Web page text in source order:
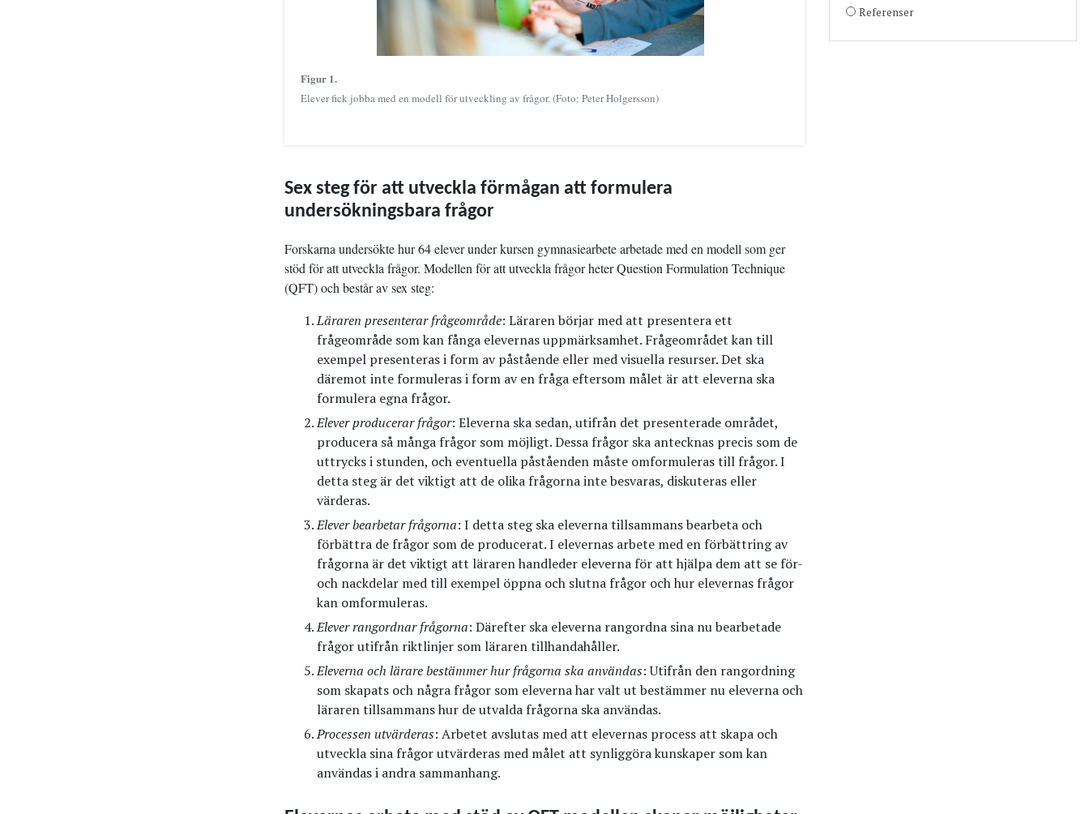
Figur 1.
Elever fick jobba med en modell för utveckling av frågor. (Foto: Peter Holgersson)
Sex steg för att utveckla förmågan att formulera
undersökningsbara frågor
Forskarna undersökte hur 64 elever under kursen gymnasiearbete arbetade med en modell som ger
stöd för att utveckla frågor. Modellen för att utveckla frågor heter Question Formulation Technique
(QFT) och består av sex steg:
Läraren presenterar frågeområde: Läraren börjar med att presentera ett
frågeområde som kan fånga elevernas uppmärksamhet. Frågeområdet kan till
exempel presenteras i form av påstående eller med visuella resurser. Det ska
däremot inte formuleras i form av en fråga eftersom målet är att eleverna ska
formulera egna frågor.
Elever producerar frågor: Eleverna ska sedan, utifrån det presenterade området,
producera så många frågor som möjligt. Dessa frågor ska antecknas precis som de
uttrycks i stunden, och eventuella påståenden måste omformuleras till frågor. I
detta steg är det viktigt att de olika frågorna inte besvaras, diskuteras eller
värderas.
Elever bearbetar frågorna: I detta steg ska eleverna tillsammans bearbeta och
förbättra de frågor som de producerat. I elevernas arbete med en förbättring av
frågorna är det viktigt att läraren handleder eleverna för att hjälpa dem att se för-
och nackdelar med till exempel öppna och slutna frågor och hur elevernas frågor
kan omformuleras.
Elever rangordnar frågorna: Därefter ska eleverna rangordna sina nu bearbetade
frågor utifrån riktlinjer som läraren tillhandahåller.
Eleverna och lärare bestämmer hur frågorna ska användas: Utifrån den rangordning
som skapats och några frågor som eleverna har valt ut bestämmer nu eleverna och
läraren tillsammans hur de utvalda frågorna ska användas.
Processen utvärderas: Arbetet avslutas med att elevernas process att skapa och
utveckla sina frågor utvärderas med målet att synliggöra kunskaper som kan
användas i andra sammanhang.
Referenser